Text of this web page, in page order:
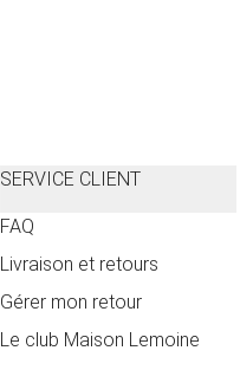
SERVICE CLIENT
FAQ
Livraison et retours
Gérer mon retour
Le club Maison Lemoine